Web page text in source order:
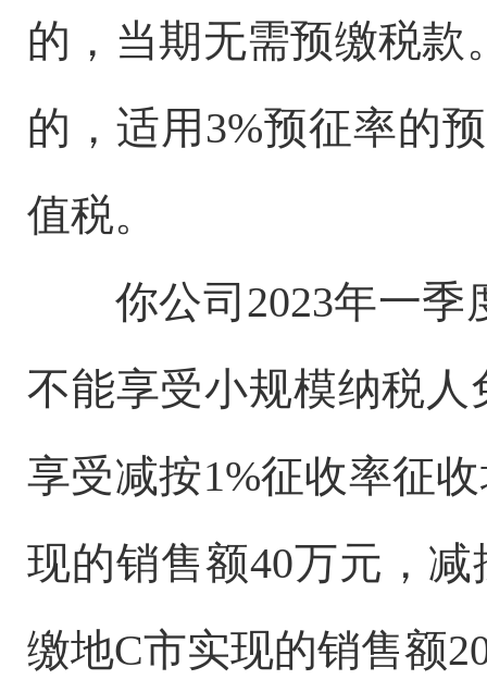
的，当期无需预缴税款
的，适用3%预征率的
值税。
你公司2023年一
不能享受小规模纳税
享受减按1%征收率征
现的销售额40万元，
缴地C市实现的销售额